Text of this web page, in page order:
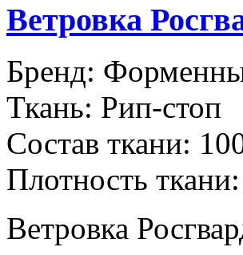
Ветровка
Бренд:
Ткань: Рип-стоп
Состав ткани:
Плотность ткани:
Ветровка